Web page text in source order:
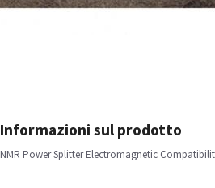
Informazioni sul prodotto
NMR Power Splitter Electromagnetic